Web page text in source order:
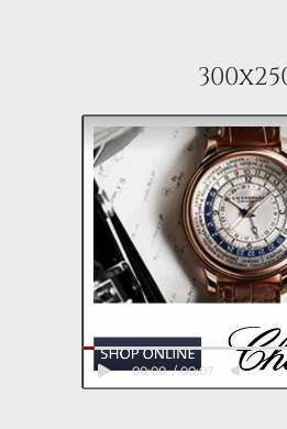
00:00 00:07